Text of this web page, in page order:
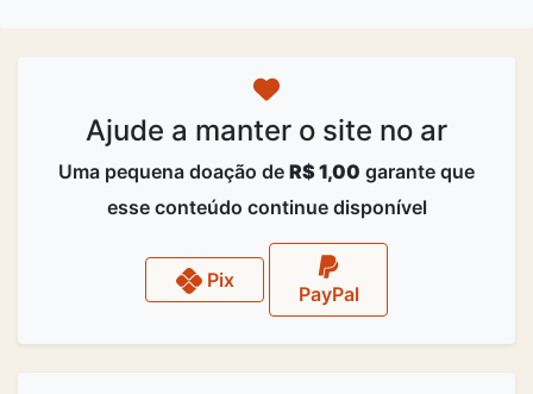
Ajude a manter o site no ar
Uma pequena doação de R$ 1,00 garante que
esse conteúdo continue disponível
Pix
PayPal